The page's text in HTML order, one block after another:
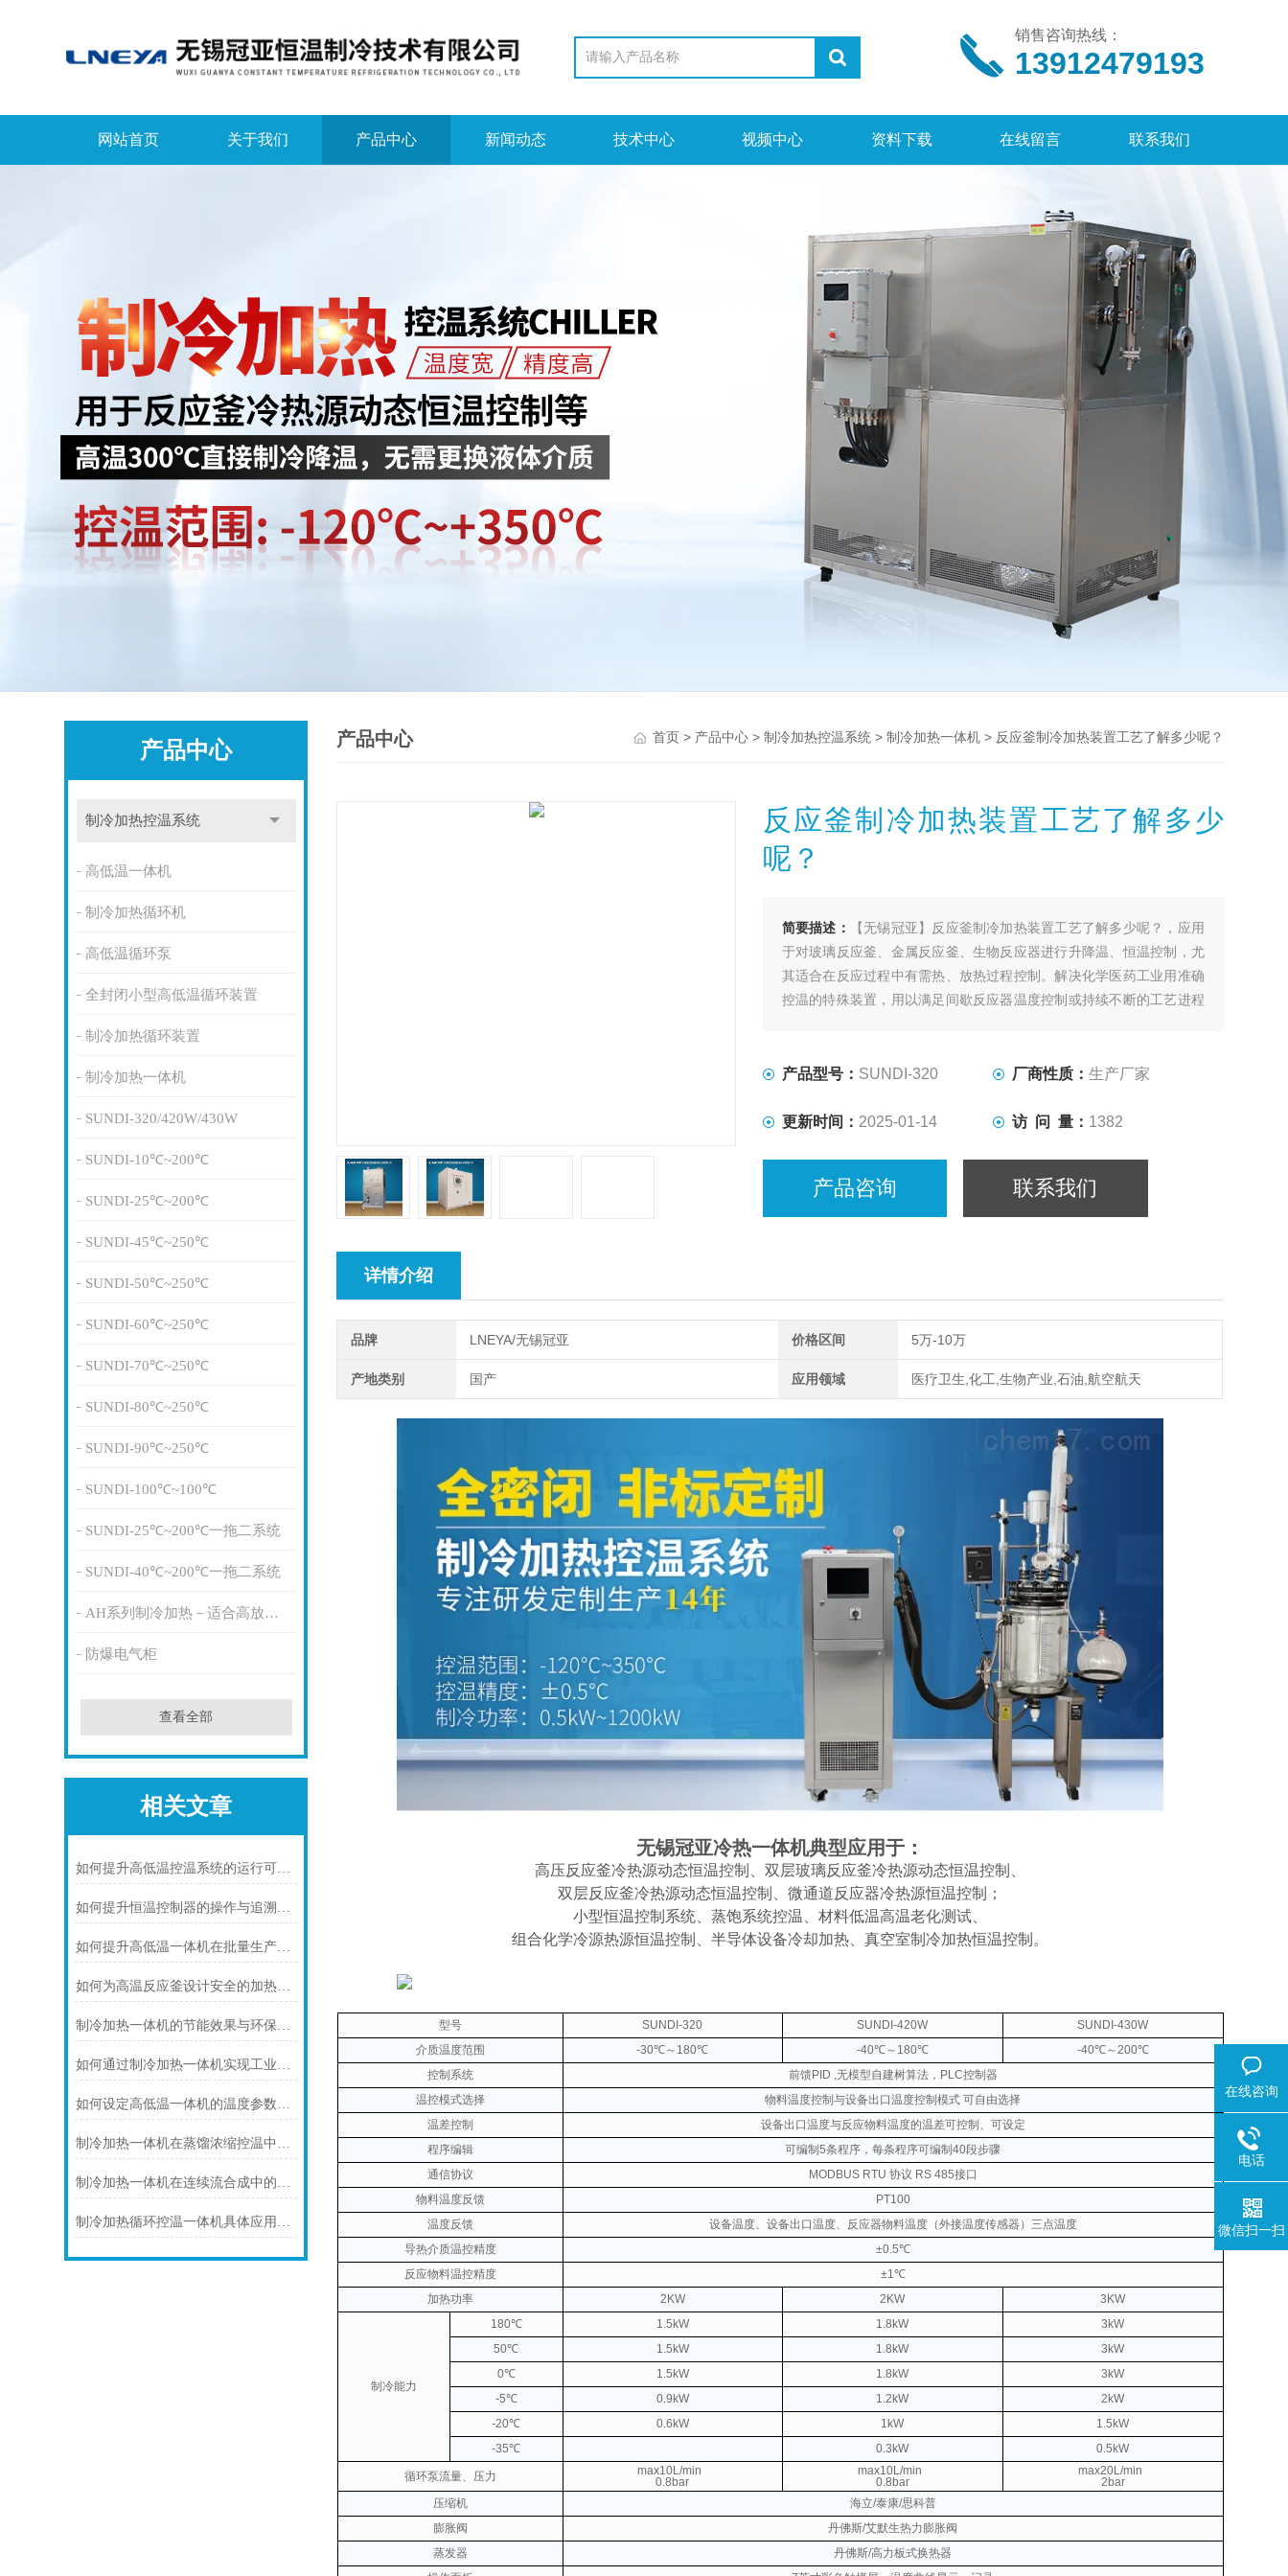
销售咨询热线：
13912479193
网站首页 关于我们 产品中心 新闻动态 技术中心 视频中心 资料下载 在线留言 联系我们
产品中心
制冷加热控温系统
高低温一体机
制冷加热循环机
高低温循环泵
全封闭小型高低温循环装置
制冷加热循环装置
制冷加热一体机
SUNDI-320/420W/430W
SUNDI-10℃~200℃
SUNDI-25℃~200℃
SUNDI-45℃~250℃
SUNDI-50℃~250℃
SUNDI-60℃~250℃
SUNDI-70℃~250℃
SUNDI-80℃~250℃
SUNDI-90℃~250℃
SUNDI-100℃~100℃
SUNDI-25℃~200℃一拖二系统
SUNDI-40℃~200℃一拖二系统
AH系列制冷加热－适合高放热量
防爆电气柜
查看全部
相关文章
如何提升高低温控温系统的运行可靠性
如何提升恒温控制器的操作与追溯效率
如何提升高低温一体机在批量生产中的适配性
如何为高温反应釜设计安全的加热系统
制冷加热一体机的节能效果与环保优势概述
如何通过制冷加热一体机实现工业反应的准确温度控制
如何设定高低温一体机的温度参数以提升准确性
制冷加热一体机在蒸馏浓缩控温中的核心应用
制冷加热一体机在连续流合成中的连续化控温应用
制冷加热循环控温一体机具体应用场景及技术解析
产品中心 首页> 产品中心> 制冷加热控温系统> 制冷加热一体机> 反应釜制冷加热装置工艺了解多少呢？
反应釜制冷加热装置工艺了解多少
呢？
简要描述：
【无锡冠亚】反应釜制冷加热装置工艺了解多少呢？，应用
于对玻璃反应釜、金属反应釜、生物反应器进行升降温、恒温控制，尤
其适合在反应过程中有需热、放热过程控制。解决化学医药工业用准确
控温的特殊装置，用以满足间歇反应器温度控制或持续不断的工艺进程
产品型号： SUNDI-320 厂商性质：生产厂家
更新时间： 2025-01-14 访 问 量： 1382
产品咨询 联系我们
详情介绍
品牌 LNEYA/无锡冠亚 价格区间 5万-10万
产地类别 国产 应用领域 医疗卫生,化工,生物产业,石油,航空航天
无锡冠亚冷热一体机典型应用于：
高压反应釜冷热源动态恒温控制、双层玻璃反应釜冷热源动态恒温控制、
双层反应釜冷热源动态恒温控制、微通道反应器冷热源恒温控制；
小型恒温控制系统、蒸饱系统控温、材料低温高温老化测试、
组合化学冷源热源恒温控制、半导体设备冷却加热、真空室制冷加热恒温控制。
型号 SUNDI-320 SUNDI-420W
SUNDI-430W
介质温度范围
-30℃～180℃ -40℃～180℃
-40℃～200℃
控制系统
前馈PID ,无模型自建树算法，PLC控制器
温控模式选择
物料温度控制与设备出口温度控制模式 可自由选择
温差控制
设备出口温度与反应物料温度的温差可控制、可设定
程序编辑
可编制5条程序，每条程序可编制40段步骤
通信协议
MODBUS RTU 协议 RS 485接口
物料温度反馈
PT100
温度反馈
设备温度、设备出口温度、反应器物料温度（外接温度传感器）三点温度
导热介质温控精度
±0.5℃
反应物料温控精度
±1℃
加热功率
2KW 2KW 3KW
制冷能力
180℃ 1.5kW 1.8kW
3kW
50℃
1.5kW 1.8kW
3kW
0℃
1.5kW 1.8kW
3kW
-5℃
0.9kW 1.2kW
2kW
-20℃
0.6kW 1kW
1.5kW
-35℃
0.3kW 0.5kW
循环泵流量、压力
max10L/min
0.8bar
max10L/min
0.8bar
max20L/min
2bar
压缩机
海立/泰康/思科普
膨胀阀
丹佛斯/艾默生热力膨胀阀
蒸发器
丹佛斯/高力板式换热器
在线咨询
电话
微信扫一扫